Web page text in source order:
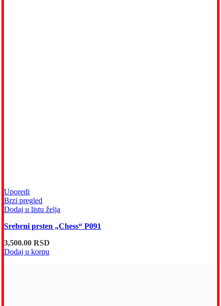
Uporedi
Brzi pregled
Dodaj u listu želja
Srebrni prsten „Chess“ P091
3,500.00 RSD
Dodaj u korpu